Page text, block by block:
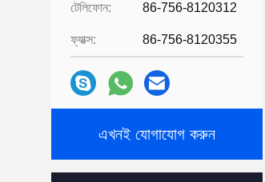
টেলিফোন: 86-756-8120312
ফ্যাক্স: 86-756-8120355
এখনই যোগাযোগ করুন